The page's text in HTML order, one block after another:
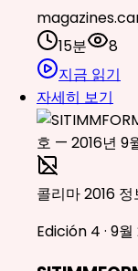
15분
8
지금 읽기
자세히 보기
콜리마 2016 정
Edición 4 · 9월